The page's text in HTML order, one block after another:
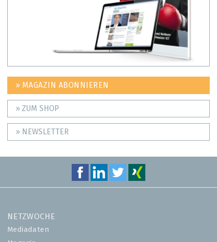
» MAGAZIN ABONNIEREN
» ZUM SHOP
» NEWSLETTER
NETZWOCHE
Mediadaten